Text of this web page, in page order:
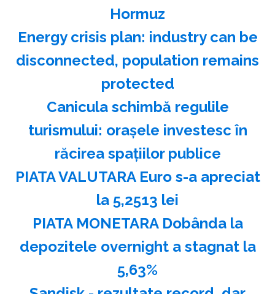
Hormuz
Energy crisis plan: industry can be
disconnected, population remains
protected
Canicula schimbă regulile
turismului: oraşele investesc în
răcirea spaţiilor publice
PIATA VALUTARA Euro s-a apreciat
la 5,2513 lei
PIATA MONETARA Dobânda la
depozitele overnight a stagnat la
5,63%